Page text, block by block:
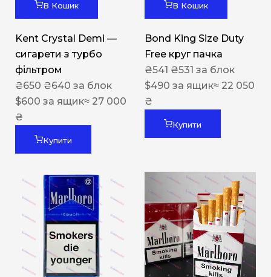
В Кошик
Kent Crystal Demi —
сигарети з турбо
фільтром
₴650 ₴640 за блок
$600 за ящик≈ 27 000
₴
Купити
В Кошик
Bond King Size Duty
Free круг пачка
₴541 ₴531 за блок
$490 за ящик≈ 22 050
₴
Купити